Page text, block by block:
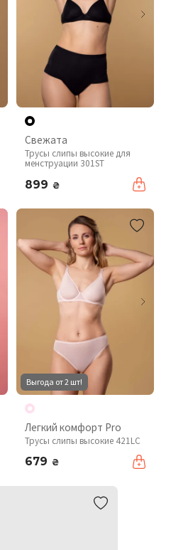
Свежата
Трусы слипы высокие для
менструации 301ST
899 ₴
Выгода от 2 шт!
Легкий комфорт Pro
Трусы слипы высокие 421LC
679 ₴